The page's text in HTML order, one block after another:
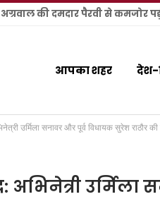
आपका शहर देश-
उर्मिला सनावर और पूर्व विधायक सुरेश राठौर
अभिनेत्री